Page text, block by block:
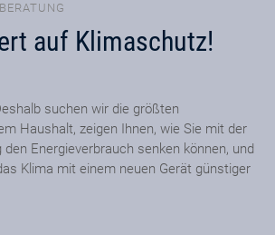
auf Klimaschutz!
suchen wir die größten
Haushalt, zeigen Ihnen, wie Sie mit der
Energieverbrauch senken können, und
Klima mit einem neuen Gerät günstiger